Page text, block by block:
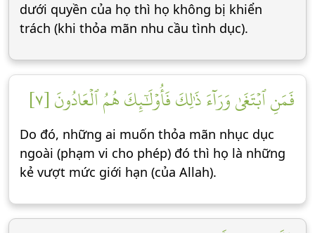
dưới quyền của họ thì họ không bị khiển
trách (khi thỏa mãn nhu cầu tình dục).
فَمَنِ ٱبۡتَغَىٰ وَرَآءَ ذَٰلِكَ فَأُوْلَٰٓئِكَ هُمُ ٱلۡعَادُونَ [٧]
Do đó, những ai muốn thỏa mãn nhục dục
ngoài (phạm vi cho phép) đó thì họ là những
kẻ vượt mức giới hạn (của Allah).